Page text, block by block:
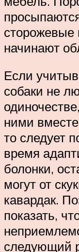
сторожевые
начинают
Если
собаки не
ними
то следует
время
болонки,
могут от
кавардак.
показать,
следующий